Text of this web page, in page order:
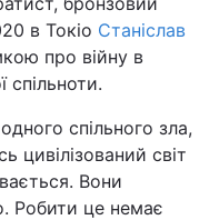
в Токіо Станіслав
про війну в
спільноти.
спільного зла,
цивілізований світ
Вони
Робити це немає